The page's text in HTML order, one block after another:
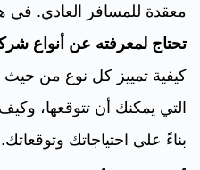
معقدة للمسافر العادي. في
تحتاج لمعرفته عن أنواع
كيفية تمييز كل نوع من حيث
التي يمكنك أن تتوقعها،
بناءً على احتياجاتك وتوقعاتك.